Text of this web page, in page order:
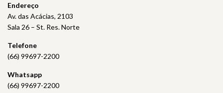
Endereço
Av. das Acácias, 2103
Sala 26 – St. Res. Norte
Telefone
(66) 99697-2200
Whatsapp
(66) 99697-2200